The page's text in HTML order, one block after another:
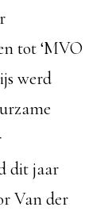
tot ‘MVO
werd
dit jaar
Van der